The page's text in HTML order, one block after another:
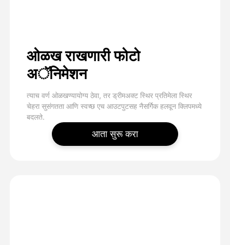
ओळख राखणारी फोटो
अॅनिमेशन
त्याच वर्ण ओळखण्यायोग्य ठेवा, तर ड्रीमअक्ट स्थिर प्रतिमेला स्थिर
चेहरा सुसंगतता आणि स्वच्छ एच आउटपुटसह नैसर्गिक हलवून क्लिपमध्ये
बदलते.
आता सुरू करा